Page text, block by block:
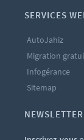
SERVICES
AutoJahiz
Migration
Infogérance
Sitemap
NEWSLETTER